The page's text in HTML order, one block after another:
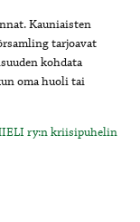
Kauniaisten
tarjoavat
kohdata
oma huoli tai
ry:n kriisipuhelin